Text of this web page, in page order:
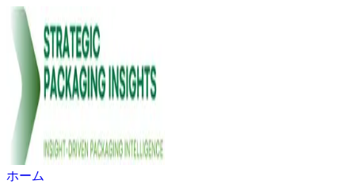
ホーム